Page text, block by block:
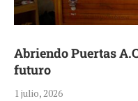
Abriendo Puertas
futuro
1 julio, 2026